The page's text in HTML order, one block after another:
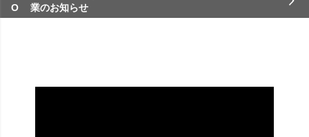
O
業のお知らせ